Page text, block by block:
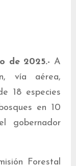
de 2025.- A
vía aérea,
18 especies
en 10
gobernador
Forestal